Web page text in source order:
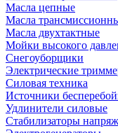
Масла цепные
Масла
Масла двухтактные
Мойки высокого
Снегоуборщики
Электрические
Силовая техника
Источники
Удлинители силовые
Стабилизаторы